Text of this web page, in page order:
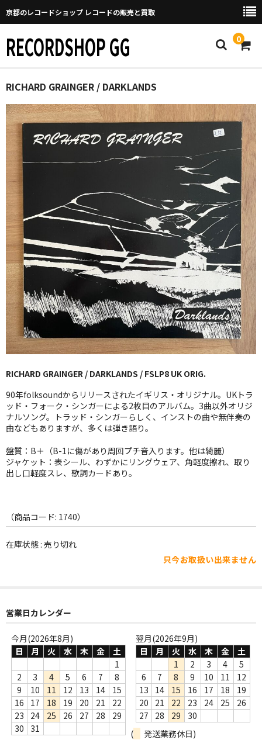
京都のレコードショップ レコードの販売と買取
RECORDSHOP GG 0
Home
マイページ
GGについて
買取について
取り置きなどについて
Categories
New Arrivals
新譜
GG RECORD （当店のレーベル）
全商品
JAZZ-US
BLUE NOTE
JAZZ-EU
JAZZ-JP
JAZZ-VOCAL
J-POP
ROCK
WORLD
その他
Webのみ no.2
Webのみ no.3
Webのみ no.4
売り切れ
RICHARD GRAINGER / DARKLANDS
RICHARD GRAINGER / DARKLANDS / FSLP8 UK ORIG.
90年folksoundからリリースされたイギリス・オリジナル。UKトラ
ッド・フォーク・シンガーによる2枚目のアルバム。3曲以外オリジ
ナルソング。トラッド・シンガーらしく、インストの曲や無伴奏の
曲などもありますが、多くは弾き語り。
盤質：B＋（B-1に傷があり周回プチ音入ります。他は綺麗）
ジャケット：表シール、わずかにリングウェア、角軽度擦れ、取り
出し口軽度スレ、歌詞カードあり。
（商品コード: 1740）
在庫状態 : 売り切れ
只今お取扱い出来ません
営業日カレンダー
今月(2026年8月)
日
月 火 水 木 金
土
1
2
3 4 5 6 7
8
9
10 11 12 13 14
15
16
17 18 19 20 21
22
23
24 25 26 27 28
29
30
31
翌月(2026年9月)
日
月 火 水 木 金
土
1
2 3 4
5
6
7 8 9 10 11
12
13
14 15 16 17 18
19
20
21 22 23 24 25
26
27
28 29
30
(
発送業務休日)